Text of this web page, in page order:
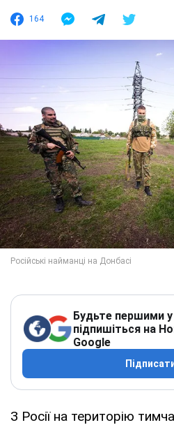
164
Будьте першими у
підпишіться на
Google
З Росії на територію